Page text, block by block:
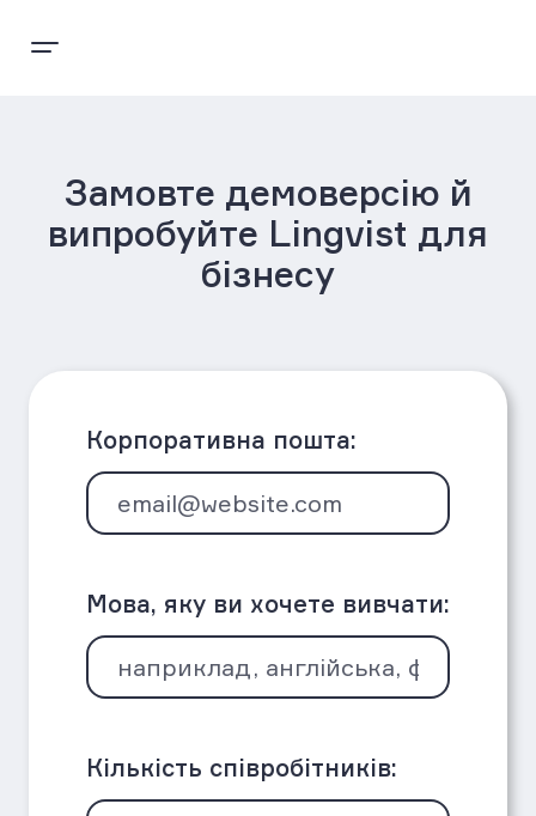
Замовте демоверсію й
випробуйте Lingvist для
бізнесу
Корпоративна пошта:
Мова, яку ви хочете вивчати:
Кількість співробітників: